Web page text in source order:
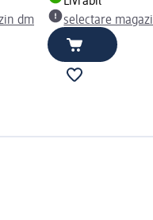
dm
selectare